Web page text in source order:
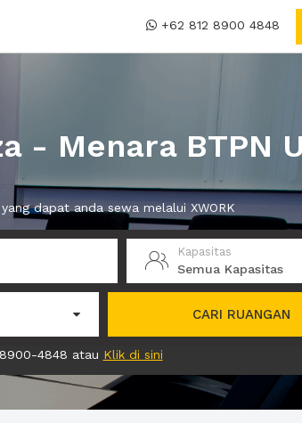
+62 812 8900 4848
- Menara BTPN
dapat anda sewa melalui XWORK
Kapasitas
Semua Kapasitas
CARI RUANGAN
4848 atau Klik di sini